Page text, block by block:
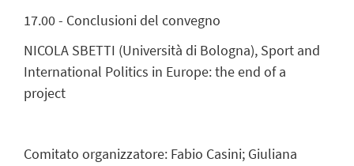
17.00 - Conclusioni del convegno
NICOLA SBETTI (Università di Bologna), Sport and
International Politics in Europe: the end of a
project
Comitato organizzatore: Fabio Casini; Giuliana